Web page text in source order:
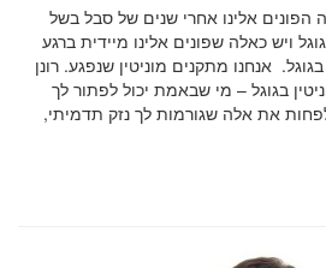
הפונים אלינו אחרי שנים של סבל בשל
ויש כאלה שפונים אלינו מיידית ברגע
אנחנו מתקנים מוניטין שנפגע. רונן
בגוגל – מי שבאמת יכול לפתור לך
את אלה שגורמות לך נזק תדמיתי,